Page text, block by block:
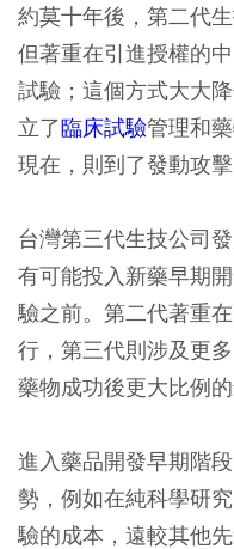
約莫十年後，第二代
但著重在引進授權的
試驗；這個方式大大
立了臨床試驗管理和
現在，則到了發動攻擊
台灣第三代生技公司
有可能投入新藥早期
驗之前。第二代著重
行，第三代則涉及更
藥物成功後更大比例的
進入藥品開發早期階
勢，例如在純科學研
驗的成本，遠較其他